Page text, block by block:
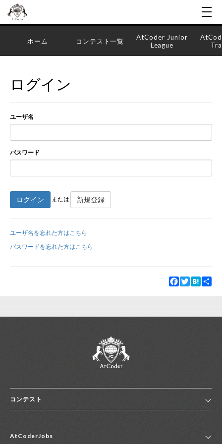
新規登録
ホーム コンテスト一覧
AtCoder Junior
League
ログイン
ユーザ名
パスワード
ログイン または 新規登録
ユーザ名を忘れた方はこちら
パスワードを忘れた方はこちら
Facebook
TwitterHatena
コンテスト
コンテスト一覧
AtCoderJobs